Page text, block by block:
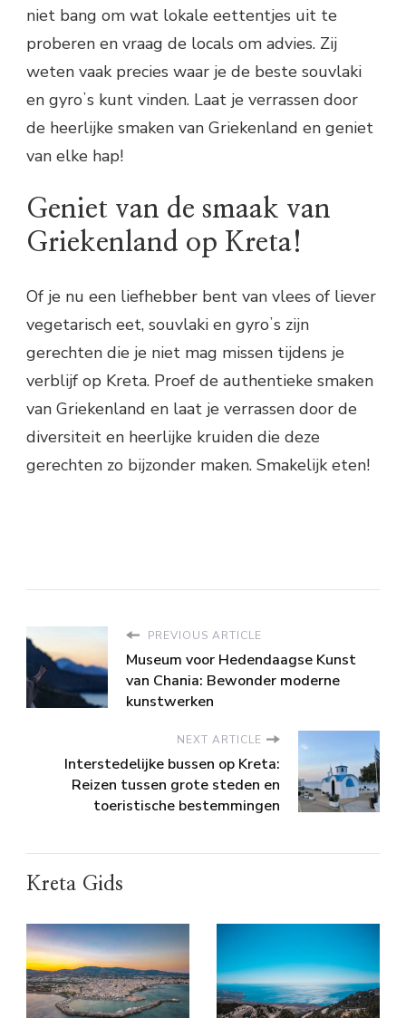
niet bang om wat lokale eettentjes uit te
proberen en vraag de locals om advies. Zij
weten vaak precies waar je de beste souvlaki
en gyroʼs kunt vinden. Laat je verrassen door
de heerlijke smaken van Griekenland en geniet
van elke hap!
Geniet van de smaak van
Griekenland op Kreta!
Of je nu een liefhebber bent van vlees of liever
vegetarisch eet, souvlaki en gyroʼs zijn
gerechten die je niet mag missen tijdens je
verblijf op Kreta. Proef de authentieke smaken
van Griekenland en laat je verrassen door de
diversiteit en heerlijke kruiden die deze
gerechten zo bijzonder maken. Smakelijk eten!
PREVIOUS ARTICLE
Museum voor Hedendaagse Kunst
van Chania: Bewonder moderne
kunstwerken
NEXT ARTICLE
Interstedelijke bussen op Kreta:
Reizen tussen grote steden en
toeristische bestemmingen
Kreta Gids